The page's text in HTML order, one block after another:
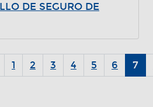
DE SEGURO DE
1 2 3 4 5 6 7